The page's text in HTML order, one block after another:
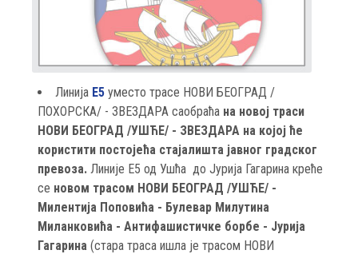
Линија Е5 уместо трасе НОВИ БЕОГРАД /
ПОХОРСКА/ - ЗВЕЗДАРА саобраћа на новој траси
НОВИ БЕОГРАД /УШЋЕ/ - ЗВЕЗДАРА на којој ће
користити постојећа стајалишта јавног градског
превоза. Линије Е5 од Ушћа до Јурија Гагарина креће
се новом трасом НОВИ БЕОГРАД /УШЋЕ/ -
Милентија Поповића - Булевар Милутина
Миланковића - Антифашистичке борбе - Јурија
Гагарина (стара траса ишла је трасом НОВИ